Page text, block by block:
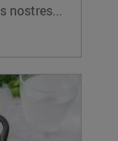
nostres...